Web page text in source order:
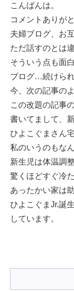
こんばんは。
コメントありが
夫婦ブログ、お
ただ話すのとは
そういう点も面
ブログ…続けら
今、次の記事の
この改題の記事
書いてまして、
ひよこぐまさん
私のいうのもな
新生児は体温調
驚くほどすぐ冷
あったかい家は
ひよこぐまJr.誕
しています。